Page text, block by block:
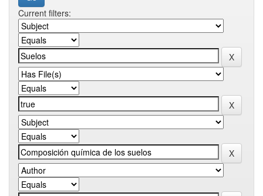
Current filters: